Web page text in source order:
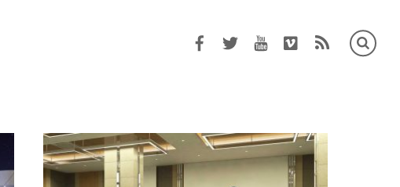
FacebookTwitterYoutubeVimeoRSS